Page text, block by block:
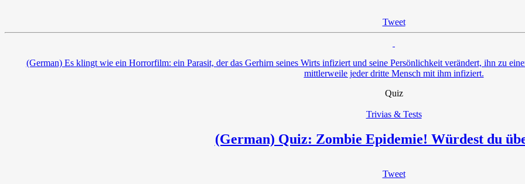
Tweet
(German) Es klingt wie ein Horrorfilm: ein Parasit, der das Gerhirn seines Wirts infiziert und seine Persönlichkeit verändert, ihn zu
mittlerweile jeder dritte Mensch mit ihm infiziert.
Quiz
Trivias & Tests
(German) Quiz: Zombie Epidemie! Würdest du
Tweet